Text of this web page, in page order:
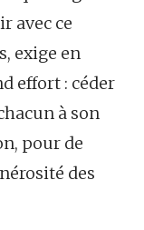
avec ce
exige en
effort : céder
à son
pour de
des